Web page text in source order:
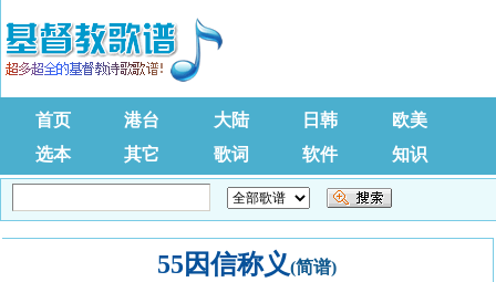
首页 港台 大陆 日韩
欧美
选本
其它 歌词 软件 知识
55因信称义(简谱)